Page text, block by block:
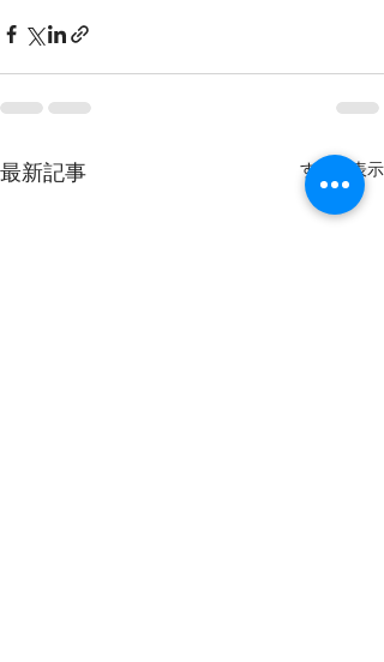
最新記事 すべて表示